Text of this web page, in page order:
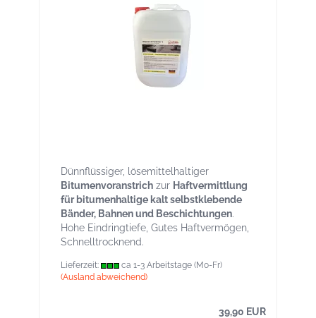
Dünnflüssiger, lösemittelhaltiger
Bitumenvoranstrich zur Haftvermittlung
für bitumenhaltige kalt selbstklebende
Bänder, Bahnen und Beschichtungen.
Hohe Eindringtiefe, Gutes Haftvermögen,
Schnelltrocknend.
Lieferzeit:
ca 1-3 Arbeitstage (Mo-Fr)
(Ausland abweichend)
39,90 EUR